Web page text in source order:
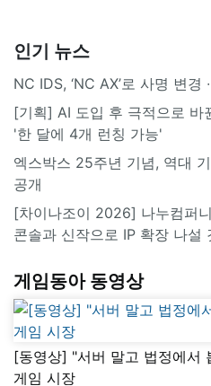
인기 뉴스
NC IDS, ‘NC AX’로 사명 변경
[기획] AI 도입 후 극적으로 바
'한 달에 4개 런칭 가능'
엑스박스 25주년 기념, 역대
공개
[차이나조이 2026] 나누컴퍼니
콘솔과 신작으로 IP 확장 나설
게임동아 동영상
[동영상] "서버 말고 법정에서
게임 시장